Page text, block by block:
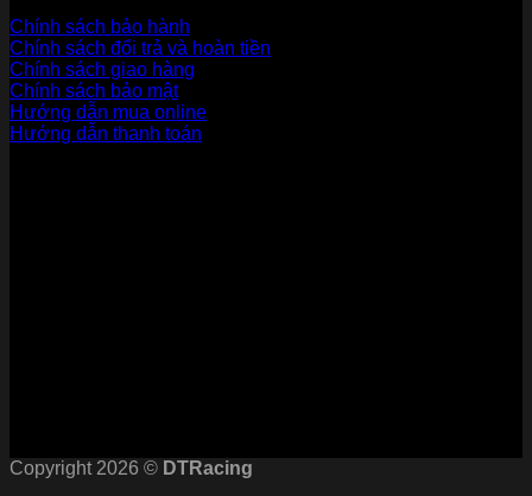
Chính sách bảo hành
Chính sách đổi trả và hoàn tiền
Chính sách giao hàng
Chính sách bảo mật
Hướng dẫn mua online
Hướng dẫn thanh toán
Copyright 2026 © DTRacing